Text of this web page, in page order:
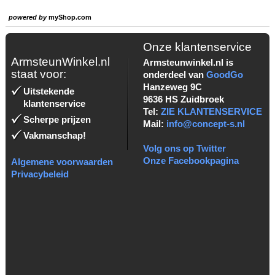
powered bymyShop.com
ArmsteunWinkel.nl
staat voor:
Uitstekende
klantenservice
Scherpe prijzen
Vakmanschap!
Algemene voorwaarden
Privacybeleid
Onze klantenservice
Armsteunwinkel.nl is
onderdeel van GoodGo
Hanzeweg 9C
9636 HS Zuidbroek
Tel: ZIE KLANTENSERVICE
Mail: info@concept-s.nl
Volg ons op Twitter
Onze Facebookpagina